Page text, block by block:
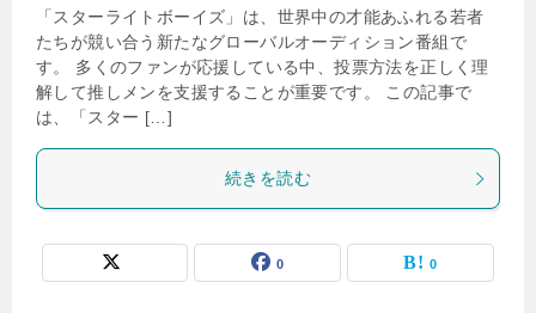
「スターライトボーイズ」は、世界中の才能あふれる若者
たちが競い合う新たなグローバルオーディション番組で
す。 多くのファンが応援している中、投票方法を正しく理
解して推しメンを支援することが重要です。 この記事で
は、「スター […]
続きを読む
0 0